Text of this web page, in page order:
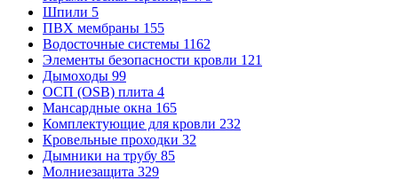
Шпили 5
ПВХ мембраны 155
Водосточные системы 1162
Элементы безопасности кровли 121
Дымоходы 99
ОСП (OSB) плита 4
Мансардные окна 165
Комплектующие для кровли 232
Кровельные проходки 32
Дымники на трубу 85
Молниезащита 329